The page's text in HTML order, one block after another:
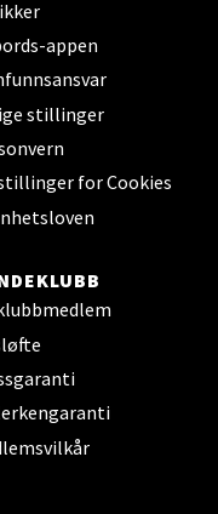
appen
stillinger
for Cookies
Jessheim